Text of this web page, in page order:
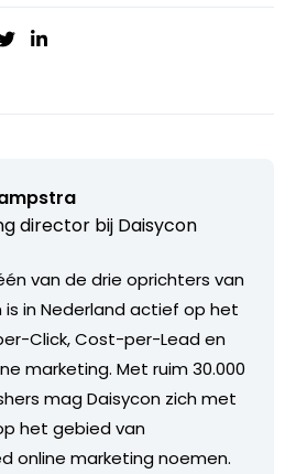
director bij Daisycon
van de drie oprichters van
is in Nederland actief op het
Click, Cost-per-Lead en
marketing. Met ruim 30.000
mag Daisycon zich met
het gebied van
online marketing noemen.